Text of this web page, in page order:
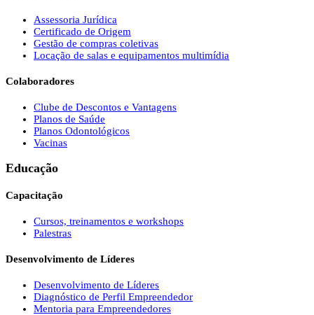
Assessoria Jurídica
Certificado de Origem
Gestão de compras coletivas
Locação de salas e equipamentos multimídia
Colaboradores
Clube de Descontos e Vantagens
Planos de Saúde
Planos Odontológicos
Vacinas
Educação
Capacitação
Cursos, treinamentos e workshops
Palestras
Desenvolvimento de Líderes
Desenvolvimento de Líderes
Diagnóstico de Perfil Empreendedor
Mentoria para Empreendedores